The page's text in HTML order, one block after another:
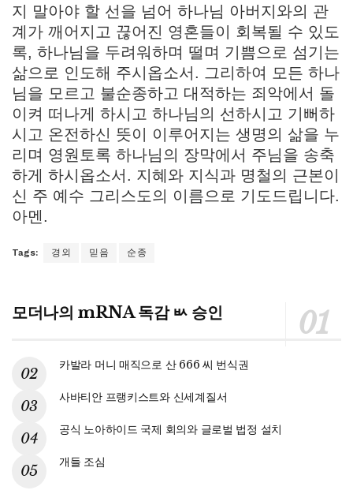
지 말아야 할 선을 넘어 하나님 아버지와의 관
계가 깨어지고 끊어진 영혼들이 회복될 수 있도
록, 하나님을 두려워하며 떨며 기쁨으로 섬기는
삶으로 인도해 주시옵소서. 그리하여 모든 하나
님을 모르고 불순종하고 대적하는 죄악에서 돌
이켜 떠나게 하시고 하나님의 선하시고 기뻐하
시고 온전하신 뜻이 이루어지는 생명의 삶을 누
리며 영원토록 하나님의 장막에서 주님을 송축
하게 하시옵소서. 지혜와 지식과 명철의 근본이
신 주 예수 그리스도의 이름으로 기도드립니다.
아멘.
Tags: 경외 믿음 순종
모더나의 mRNA 독감 ㅄ 승인
카발라 머니 매직으로 산 666 씨 번식권
사바티안 프랭키스트와 신세계질서
공식 노아하이드 국제 회의와 글로벌 법정 설치
개들 조심